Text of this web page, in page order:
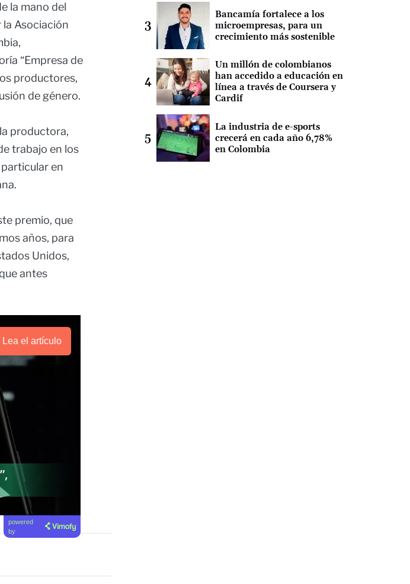
la mano del
Asociación
“Empresa de
productores,
de género.
productora,
trabajo en los
en
premio, que
años, para
Unidos,
antes
Lea el artículo
powered
by
Bancamía fortalece a los
microempresas, para un
crecimiento más sostenible
Un millón de colombianos
han accedido a educación en
línea a través de Coursera y
Cardif
La industria de e-sports
crecerá en cada año 6,78%
en Colombia